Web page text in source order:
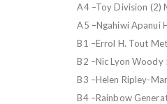
A4 –Toy Division (2)
A5 –Ngahiwi Apanui
B1 –Errol H. Tout
B2 –Nic Lyon Woody
B3 –Helen Ripley-
B4 –Rainbow